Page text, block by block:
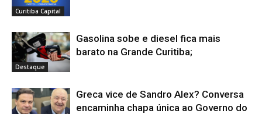
Curitiba Capital
Destaque
Gasolina sobe e diesel fica mais
barato na Grande Curitiba;
Greca vice de Sandro Alex? Conversa
encaminha chapa única ao Governo do